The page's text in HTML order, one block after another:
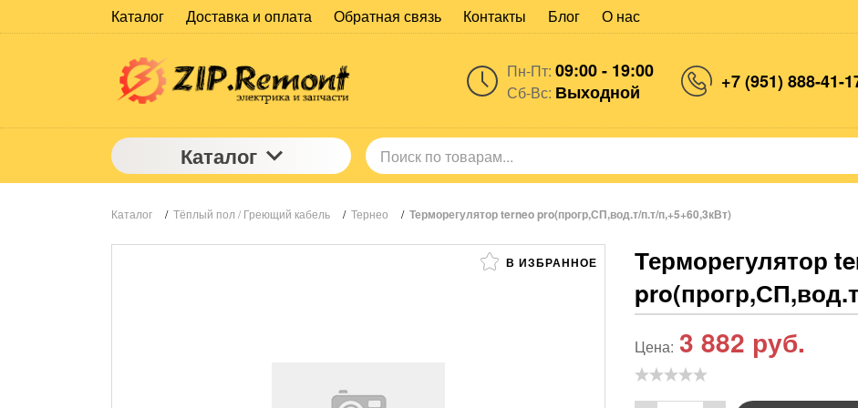
Каталог Доставка и оплата Обратная связь Контакты Блог О нас
Пн-Пт: 09:00 - 19:00
Сб-Вс: Выходной +7 (951) 888-41-
Каталог
Каталог / Тёплый пол / Греющий кабель / Тернео / Терморегулятор terneo pro(прогр,СП,вод.т/п.т/п,+5+60,3кВт)
В ИЗБРАННОЕ
Терморегулятор
Цена: 3 882 руб.